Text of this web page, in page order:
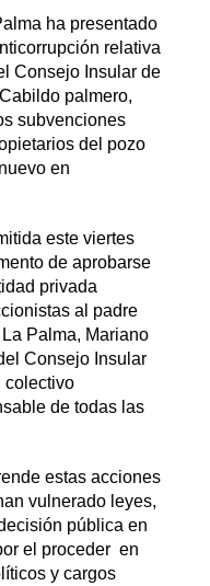
ha presentado
relativa
Consejo Insular de
palmero,
subvenciones
del pozo
en
este viertes
de aprobarse
privada
al padre
Palma, Mariano
Consejo Insular
colectivo
de todas las
estas acciones
vulnerado leyes,
pública en
el proceder en
y cargos